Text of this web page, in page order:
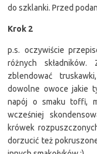
do szklanki. Przed
Krok 2
p.s. oczywiście
różnych
zblendować
dowolne owoce jakie
napój o smaku toffi,
wcześniej
krówek
dorzucić też